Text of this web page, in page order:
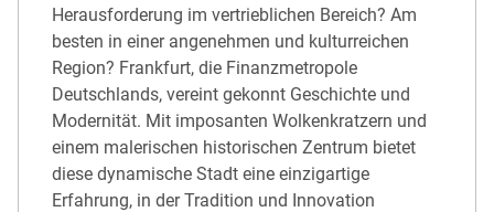
Herausforderung im vertrieblichen Bereich? Am
besten in einer angenehmen und kulturreichen
Region? Frankfurt, die Finanzmetropole
Deutschlands, vereint gekonnt Geschichte und
Modernität. Mit imposanten Wolkenkratzern und
einem malerischen historischen Zentrum bietet
diese dynamische Stadt eine einzigartige
Erfahrung, in der Tradition und Innovation